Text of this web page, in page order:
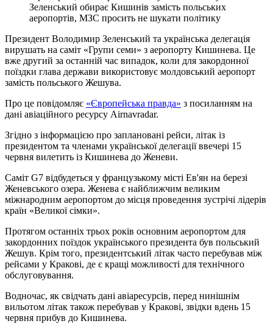
Зеленський обирає Кишинів замість польських
аеропортів, МЗС просить не шукати політику
Президент Володимир Зеленський та українська делегація
вирушать на саміт «Групи семи» з аеропорту Кишинева. Це
вже другий за останній час випадок, коли для закордонної
поїздки глава держави використовує молдовський аеропорт
замість польського Жешува.
Про це повідомляє «Європейська правда» з посиланням на
дані авіаційного ресурсу Airnavradar.
Згідно з інформацією про заплановані рейси, літак із
президентом та членами української делегації ввечері 15
червня вилетить із Кишинева до Женеви.
Саміт G7 відбудеться у французькому місті Ев'ян на березі
Женевського озера. Женева є найближчим великим
міжнародним аеропортом до місця проведення зустрічі лідерів
країн «Великої сімки».
Протягом останніх трьох років основним аеропортом для
закордонних поїздок українського президента був польський
Жешув. Крім того, президентський літак часто перебував між
рейсами у Кракові, де є кращі можливості для технічного
обслуговування.
Водночас, як свідчать дані авіаресурсів, перед нинішнім
вильотом літак також перебував у Кракові, звідки вдень 15
червня прибув до Кишинева.